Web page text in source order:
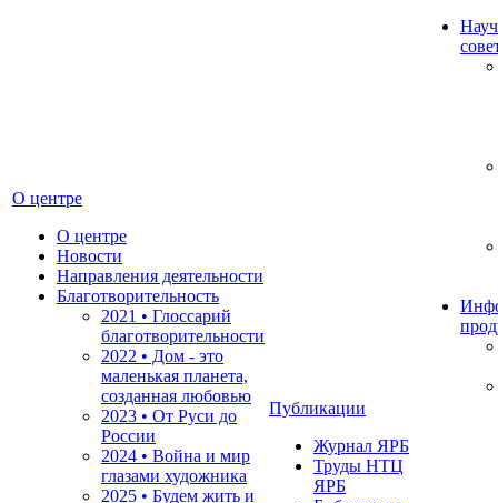
О центре
О центре
Новости
Направления деятельности
Благотворительность
2021 • Глоссарий
благотворительности
2022 • Дом - это
маленькая планета,
созданная любовью
2023 • От Руси до
России
2024 • Война и мир
глазами художника
2025 • Будем жить и
Публикации
Журнал ЯРБ
Труды НТЦ
ЯРБ